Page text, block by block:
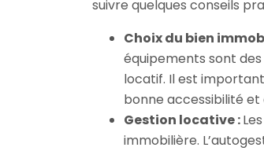
suivre quelques conseils
Choix du bien
équipements sont
locatif. Il est
bonne accessibilité
Gestion locative :
immobilière.